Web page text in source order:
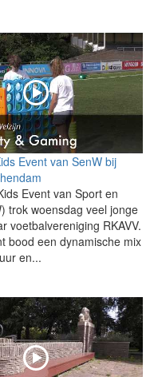
Event van SenW bij
Event van Sport en
trok woensdag veel jonge
voetbalvereniging RKAVV.
bood een dynamische mix
en...